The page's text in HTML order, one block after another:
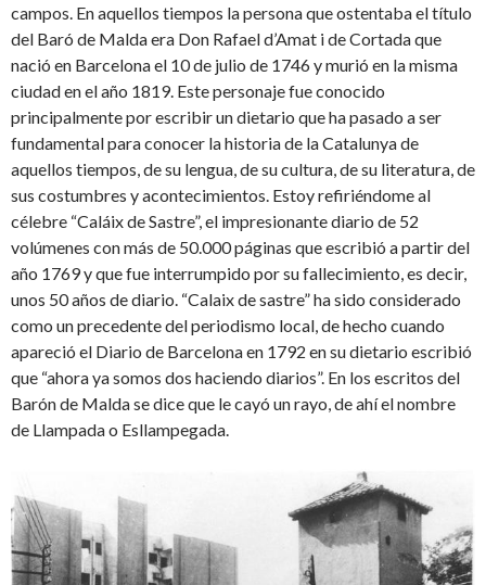
campos. En aquellos tiempos la persona que ostentaba el título
del Baró de Malda era Don Rafael d’Amat i de Cortada que
nació en Barcelona el 10 de julio de 1746 y murió en la misma
ciudad en el año 1819. Este personaje fue conocido
principalmente por escribir un dietario que ha pasado a ser
fundamental para conocer la historia de la Catalunya de
aquellos tiempos, de su lengua, de su cultura, de su literatura, de
sus costumbres y acontecimientos. Estoy refiriéndome al
célebre “Caláix de Sastre”, el impresionante diario de 52
volúmenes con más de 50.000 páginas que escribió a partir del
año 1769 y que fue interrumpido por su fallecimiento, es decir,
unos 50 años de diario. “Calaix de sastre” ha sido considerado
como un precedente del periodismo local, de hecho cuando
apareció el Diario de Barcelona en 1792 en su dietario escribió
que “ahora ya somos dos haciendo diarios”. En los escritos del
Barón de Malda se dice que le cayó un rayo, de ahí el nombre
de Llampada o Esllampegada.